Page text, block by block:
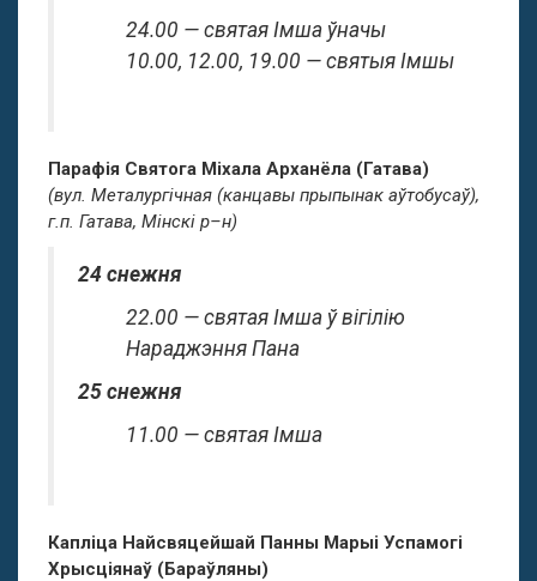
24.00 — святая Імша ўначы
10.00, 12.00, 19.00 — святыя Імшы
Парафія Святога Міхала Арханёла (Гатава)
(вул. Металургічная (канцавы прыпынак аўтобусаў),
г.п. Гатава, Мінскі р–н)
24 снежня
22.00 — святая Імша ў вігілію
Нараджэння Пана
25 снежня
11.00 — святая Імша
Капліца Найсвяцейшай Панны Марыі Успамогі
Хрысціянаў (Бараўляны)